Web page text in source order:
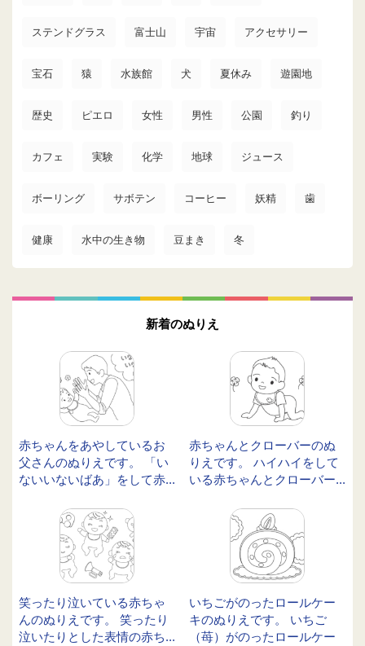
ステンドグラス 富士山 宇宙 アクセサリー
宝石 猿 水族館 犬 夏休み 遊園地
歴史 ピエロ 女性 男性 公園 釣り
カフェ 実験 化学 地球 ジュース
ボーリング サボテン コーヒー 妖精 歯
健康 水中の生き物 豆まき 冬
新着のぬりえ
赤ちゃんをあやしているお
父さんのぬりえです。 「い
ないいないばあ」をして赤...
赤ちゃんとクローバーのぬ
りえです。 ハイハイをして
いる赤ちゃんとクローバー...
笑ったり泣いている赤ちゃ
んのぬりえです。 笑ったり
泣いたりとした表情の赤ち...
いちごがのったロールケー
キのぬりえです。 いちご
（苺）がのったロールケー